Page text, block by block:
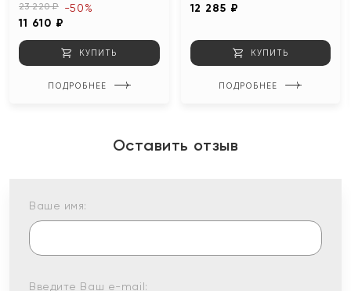
23 220 ₽
11 610 ₽
-50%
КУПИТЬ
ПОДРОБНЕЕ
12 285 ₽
КУПИТЬ
ПОДРОБНЕЕ
Оставить отзыв
Ваше имя:
Введите Ваш e-mail: